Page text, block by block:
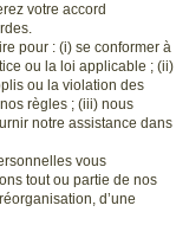
votre accord
pour : (i) se conformer à
ou la loi applicable ; (ii)
ou la violation des
règles ; (iii) nous
notre assistance dans
vous
tout ou partie de nos
d’une